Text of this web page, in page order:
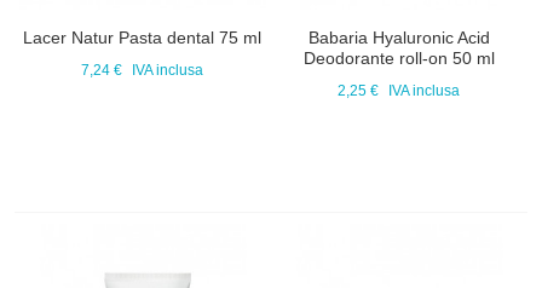
Lacer Natur Pasta dental 75 ml
7,24 € IVA inclusa
Babaria Hyaluronic Acid
Deodorante roll-on 50 ml
2,25 € IVA inclusa